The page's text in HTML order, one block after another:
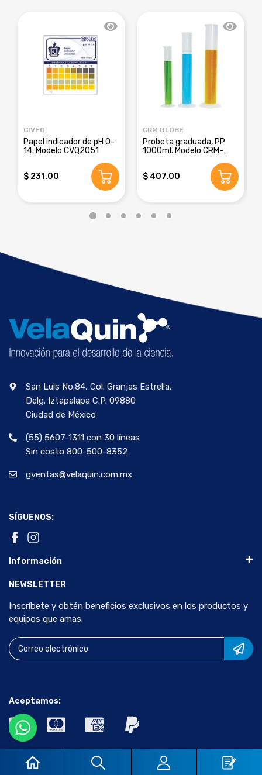
CIVEQ
Papel indicador de pH 0-
14. Modelo CVQ2051
$ 231.00
CRM GLOBE
Probeta graduada, PP
1000ml. Modelo CRM-
$ 407.00
San Luis No.84, Col. Granjas Estrella,
Delg. Iztapalapa C.P. 09880
Ciudad de México
(55) 5607-1311 con 30 líneas
Sin costo 800-500-8352
gventas@velaquin.com.mx
SÍGUENOS:
Información
NEWSLETTER
Inscríbete y obtén beneficios exclusivos en los productos y
equipos que amas.
Aceptamos:
© 2024 Científica Vela Quin S de R.L de C.V